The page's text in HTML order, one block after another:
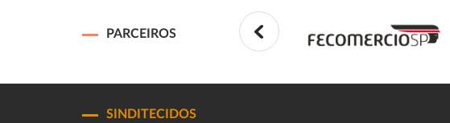
PARCEIROS
SINDITECIDOS